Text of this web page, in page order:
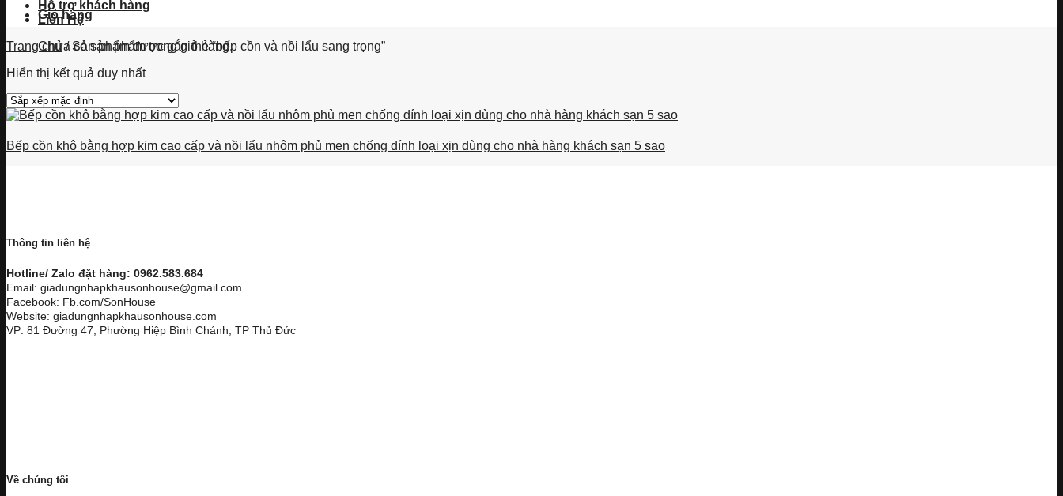
Giỏ hàng
Chưa có sản phẩm trong giỏ hàng.
Hỗ trợ khách hàng
Liên Hệ
Trang chủ /Sản phẩm được gắn thẻ “bếp cồn và nồi lẩu sang trọng”
Hiển thị kết quả duy nhất
Bếp cồn khô bằng hợp kim cao cấp và nồi lẩu nhôm phủ men chống dính loại xịn dùng cho nhà hàng khách sạn 5 sao
Thông tin liên hệ
Hotline/ Zalo đặt hàng: 0962.583.684
Email: giadungnhapkhausonhouse@gmail.com
Facebook: Fb.com/SonHouse
Website: giadungnhapkhausonhouse.com
VP: 81 Đường 47, Phường Hiệp Bình Chánh, TP Thủ Đức
Về chúng tôi